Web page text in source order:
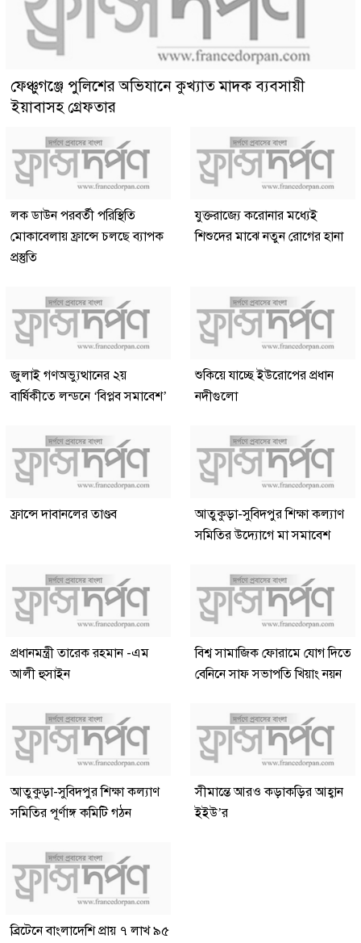
ফেঞ্চুগঞ্জে পুলিশের অভিযানে কুখ্যাত মাদক ব্যবসায়ী
ইয়াবাসহ গ্রেফতার
লক ডাউন পরবর্তী পরিস্থিতি
মোকাবেলায় ফ্রান্সে চলছে ব্যাপক
প্রস্তুতি
যুক্তরাজ্যে করোনার মধ্যেই
শিশুদের মাঝে নতুন রোগের হানা
জুলাই গণঅভ্যুত্থানের ২য়
বার্ষিকীতে লন্ডনে ‘বিপ্লব সমাবেশ’
শুকিয়ে যাচ্ছে ইউরোপের প্রধান
নদীগুলো
ফ্রান্সে দাবানলের তাণ্ডব
আতুকুড়া-সুবিদপুর শিক্ষা কল্যাণ
সমিতির উদ্যোগে মা সমাবেশ
প্রধানমন্ত্রী তারেক রহমান -এম
আলী হুসাইন
বিশ্ব সামাজিক ফোরামে যোগ দিতে
বেনিনে সাফ সভাপতি খিয়াং নয়ন
আতুকুড়া-সুবিদপুর শিক্ষা কল্যাণ
সমিতির পূর্ণাঙ্গ কমিটি গঠন
সীমান্তে আরও কড়াকড়ির আহ্বান
ইইউ’র
ব্রিটেনে বাংলাদেশি প্রায় ৭ লাখ ৯৫